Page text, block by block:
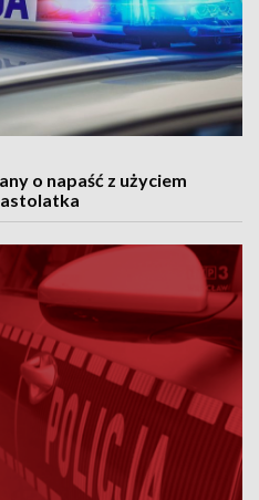
o napaść z użyciem